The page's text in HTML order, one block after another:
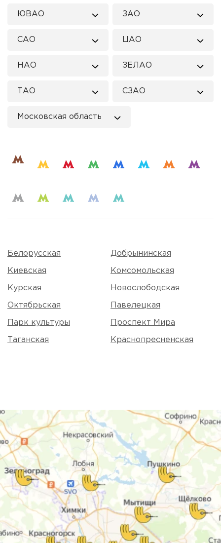
ЮВАО ЗАО
САО ЦАО
НАО ЗЕЛАО
ТАО СЗАО
Московская область
Белорусская Добрынинская
Киевская Комсомольская
Курская Новослободская
Октябрьская Павелецкая
Парк культуры Проспект Мира
Таганская Краснопресненская